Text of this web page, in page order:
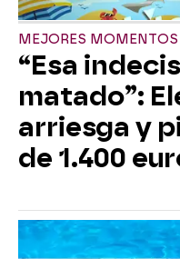
MEJORES
“Esa
matado”:
arriesga y
de 1.400